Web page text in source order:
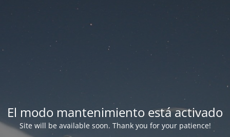
El modo mantenimiento está activado
Site will be available soon. Thank you for your patience!